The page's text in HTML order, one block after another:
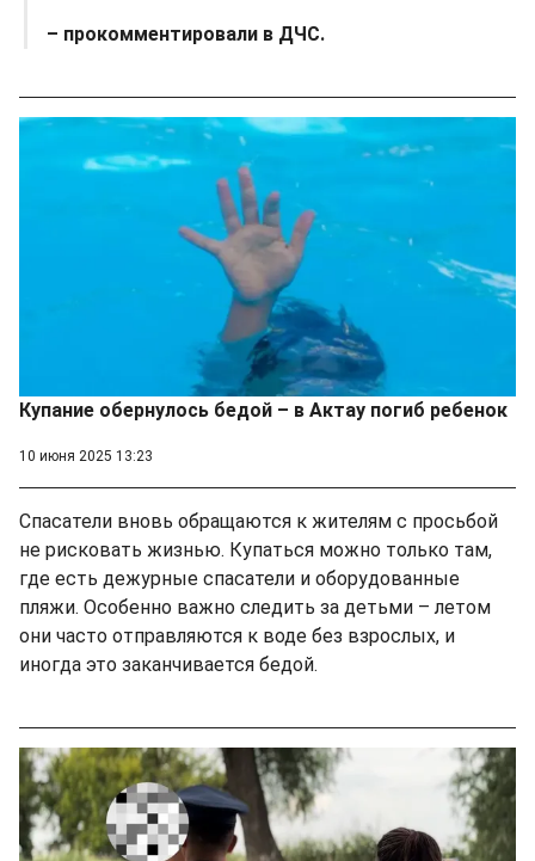
– прокомментировали в ДЧС.
Купание обернулось бедой – в Актау погиб ребенок
10 июня 2025 13:23
Спасатели вновь обращаются к жителям с просьбой
не рисковать жизнью. Купаться можно только там,
где есть дежурные спасатели и оборудованные
пляжи. Особенно важно следить за детьми – летом
они часто отправляются к воде без взрослых, и
иногда это заканчивается бедой.